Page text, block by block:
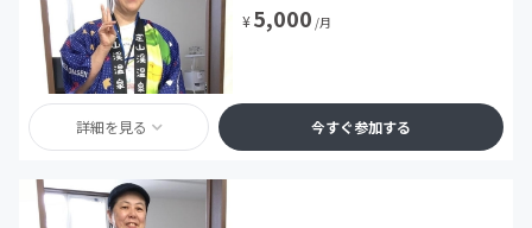
¥5,000 /月
詳細を見る 今すぐ参加する